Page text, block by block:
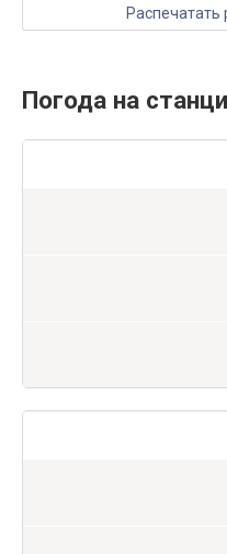
Распечатать
Погода на